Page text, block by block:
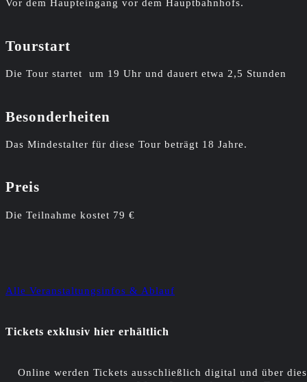
Vor dem Haupteingang vor dem Hauptbahnhofs.
Tourstart
Die Tour startet um 19 Uhr und dauert etwa 2,5 Stunden
Besonderheiten
Das Mindestalter für diese Tour beträgt 18 Jahre.
Preis
Die Teilnahme kostet 79 €
Alle Veranstaltungsinfos & Ablauf
Tickets exklusiv hier erhältlich
Online werden Tickets ausschließlich digital und über